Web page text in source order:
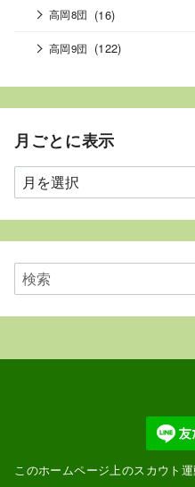
高岡8団 (16)
高岡9団 (122)
月ごとに表示
月
ご
と
表
示
このホームページ上のスカウト